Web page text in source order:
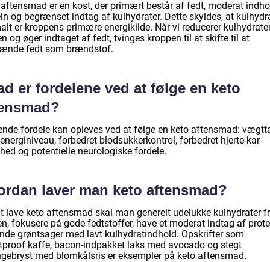
er en kost, der primært består af fedt, moderat
og begrænset indtag af kulhydrater. Dette skyldes, at
er kroppens primære energikilde. Når vi reducerer
og øger indtaget af fedt, tvinges kroppen til at skifte til at
fedt som brændstof.
er fordelene ved at følge en keto
fordele kan opleves ved at følge en keto aftensmad:
forbedret blodsukkerkontrol, forbedret hjerte-kar-
og potentielle neurologiske fordele.
laver man keto aftensmad?
lave keto aftensmad skal man generelt udelukke kulhydrater
fokusere på gode fedtstoffer, have et moderat indtag af
grøntsager med lavt kulhydratindhold. Opskrifter som
kaffe, bacon-indpakket laks med avocado og stegt
med blomkålsris er eksempler på keto aftensmad.